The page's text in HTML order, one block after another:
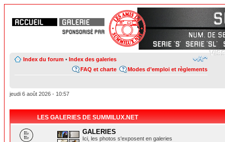
Index du forum • Index des galeries
Modes d’emploi et règlements
FAQ et charte
jeudi 6 août 2026 - 10:57
LES GALERIES DE SUMMILUX.NET
GALERIES
Ici, les photos s'exposent en galeries